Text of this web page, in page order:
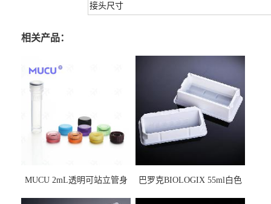
接头尺寸
相关产品：
MUCU 2mL透明可站立管身
巴罗克BIOLOGIX 55ml白色